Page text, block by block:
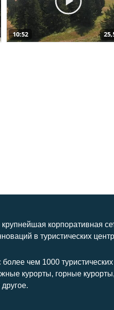
10:52
корпоративная
в туристических
чем 1000
курорты, горные курорты,